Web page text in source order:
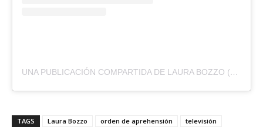
UNA PUBLICACIÓN COMPARTIDA DE LAURA BOZZO (@LAURABOZZO_OF)
TAGS Laura Bozzo orden de aprehensión televisión